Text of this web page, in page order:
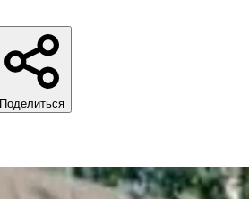
Поделиться